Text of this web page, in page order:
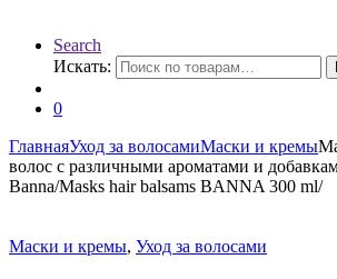
Search
Искать:
0
ГлавнаяУход за волосамиМаски и кремы
волос с различными ароматами и
Banna/Masks hair balsams BANNA 300 ml/
Маски и кремы, Уход за волосами